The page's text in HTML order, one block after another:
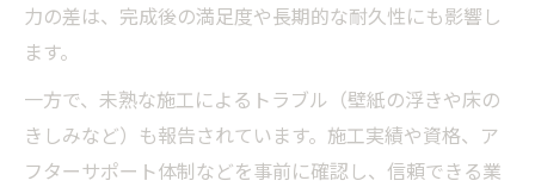
力の差は、完成後の満足度や長期的な耐久性にも影響し
ます。
一方で、未熟な施工によるトラブル（壁紙の浮きや床の
きしみなど）も報告されています。施工実績や資格、ア
フターサポート体制などを事前に確認し、信頼できる業